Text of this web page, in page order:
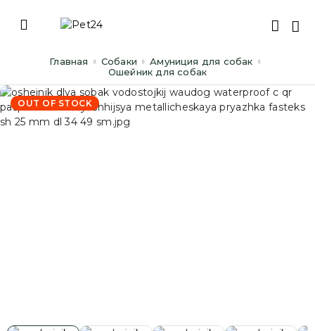
Главная Cобаки
Амуниция для собак
Ошейник для собак
OUT OF STOCK